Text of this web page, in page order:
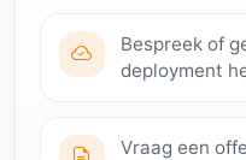
Bespreek of
deployment
Vraag een